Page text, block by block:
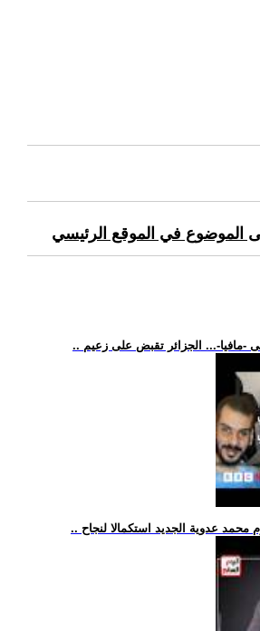
الموضوع في الموقع الرئيسي
-مافيا-... الجزائر تقبض على زعيم
محمد عدوية الجديد استكمالا لنجاح